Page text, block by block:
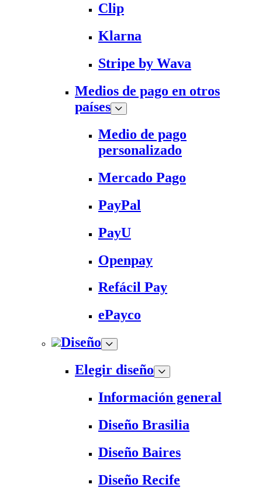
Clip
Klarna
Stripe by Wava
Medios de pago en otros
países
Medio de pago
personalizado
Mercado Pago
PayPal
PayU
Openpay
Refácil Pay
ePayco
Diseño
Elegir diseño
Información general
Diseño Brasilia
Diseño Baires
Diseño Recife